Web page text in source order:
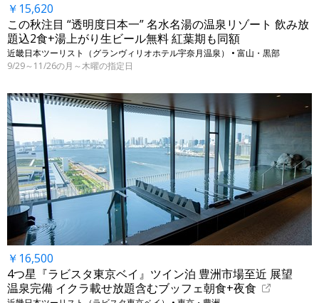
￥15,620
この秋注目 “透明度日本一” 名水名湯の温泉リゾート 飲み放
題込2食+湯上がり生ビール無料 紅葉期も同額
近畿日本ツーリスト（グランヴィリオホテル宇奈月温泉） • 富山・黒部
9/29～11/26の月～木曜の指定日
￥16,500
4つ星『ラビスタ東京ベイ』ツイン泊 豊洲市場至近 展望
温泉完備 イクラ載せ放題含むブッフェ朝食+夜食